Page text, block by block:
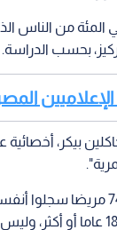
ما يصل إلى 24 في
بحسب الدراسة.
الإعلاميين
بيكر،